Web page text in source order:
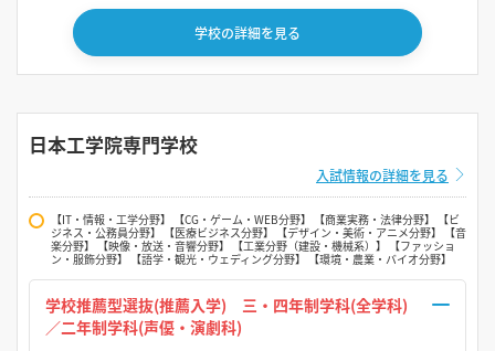
学校の詳細を見る
日本工学院専門学校
入試情報の詳細を見る
【IT・情報・工学分野】 【CG・ゲーム・WEB分野】 【商業実務・法律分野】 【ビ
ジネス・公務員分野】 【医療ビジネス分野】 【デザイン・美術・アニメ分野】 【音
楽分野】 【映像・放送・音響分野】 【工業分野（建設・機械系）】 【ファッショ
ン・服飾分野】 【語学・観光・ウェディング分野】 【環境・農業・バイオ分野】
学校推薦型選抜(推薦入学) 三・四年制学科(全学科)